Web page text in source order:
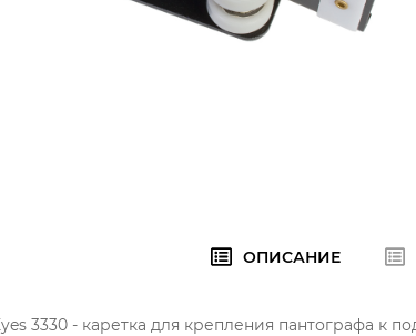
ОПИСАНИЕ
3330 - каретка для крепления пантографа к